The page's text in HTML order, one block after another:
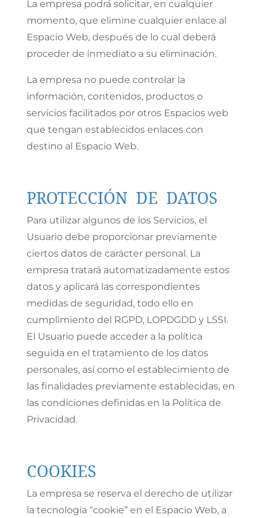
La empresa podrá solicitar, en cualquier
momento, que elimine cualquier enlace al
Espacio Web, después de lo cual deberá
proceder de inmediato a su eliminación.
La empresa no puede controlar la
información, contenidos, productos o
servicios facilitados por otros Espacios web
que tengan establecidos enlaces con
destino al Espacio Web.
PROTECCIÓN DE DATOS
Para utilizar algunos de los Servicios, el
Usuario debe proporcionar previamente
ciertos datos de carácter personal. La
empresa tratará automatizadamente estos
datos y aplicará las correspondientes
medidas de seguridad, todo ello en
cumplimiento del RGPD, LOPDGDD y LSSI.
El Usuario puede acceder a la política
seguida en el tratamiento de los datos
personales, así como el establecimiento de
las finalidades previamente establecidas, en
las condiciones definidas en la Política de
Privacidad.
COOKIES
La empresa se reserva el derecho de utilizar
la tecnología “cookie” en el Espacio Web, a